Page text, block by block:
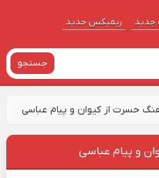
جدید ریمیکس جدید
جستجو
حسرت از کیوان و پیام عباسی
و پیام عباسی